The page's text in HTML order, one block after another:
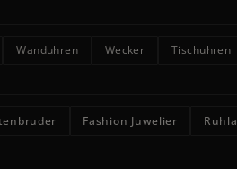
Wanduhren Wecker
Tischuhren
Fashion Juwelier Ruhla